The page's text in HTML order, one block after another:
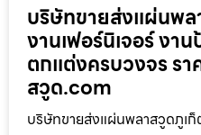
บริษัทขายส่งแผ่นพล
งานเฟอร์นิเจอร์ งา
ตกแต่งครบวงจร ร
สวูด.com
บริษัทขายส่งแผ่นพลาสวูดภูเก็